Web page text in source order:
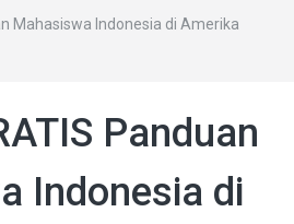
Mahasiswa Indonesia di Amerika
Panduan
Indonesia di